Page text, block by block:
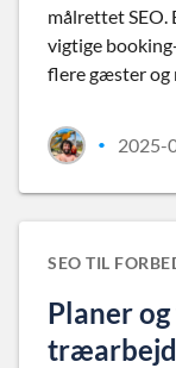
målrettet SEO.
vigtige
flere gæster og
• 2025-
SEO TIL
Planer